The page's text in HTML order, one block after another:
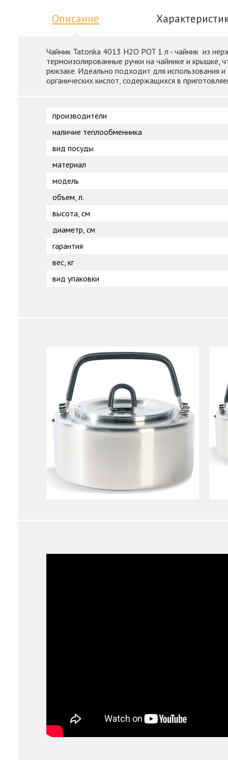
Описание
Чайник Tatonka 4013 H2O POT 1 л - чайник из
термоизолированные ручки на чайнике и крышке,
рюкзаке. Идеально подходит для использования
органических кислот, содержащихся в
производители
наличие теплообменника
вид посуды
материал
модель
объем, л.
высота, см
диаметр, см
гарантия
вес, кг
вид упаковки